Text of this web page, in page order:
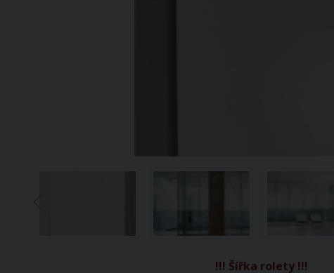
!!! Šířka rolety !!!